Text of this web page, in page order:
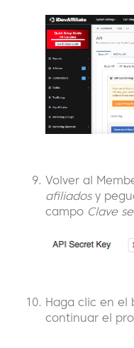
Volver al
afiliadosy
campo Clave
Haga clic en el
continuar el